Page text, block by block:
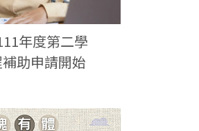
年度第二學
助申請開始